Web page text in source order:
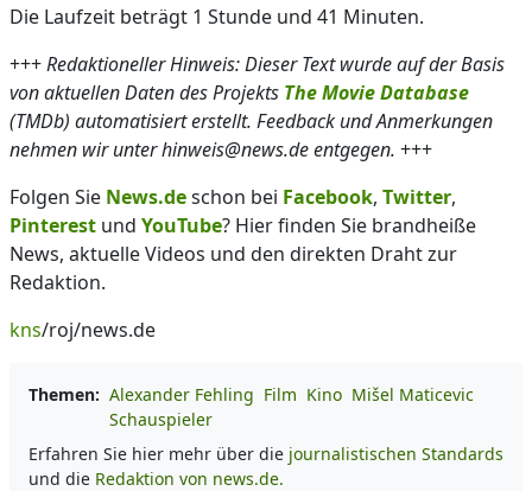
Die Laufzeit beträgt 1 Stunde und 41 Minuten.
+++Redaktioneller Hinweis: Dieser Text wurde auf der Basis
von aktuellen Daten des Projekts The Movie Database
(TMDb) automatisiert erstellt. Feedback und Anmerkungen
nehmen wir unter hinweis@news.de entgegen. +++
Folgen Sie News.deschon bei Facebook, Twitter,
Pinterest und YouTube? Hier finden Sie brandheiße
News, aktuelle Videos und den direkten Draht zur
Redaktion.
kns/roj/news.de
Themen: Alexander Fehling Film Kino Mišel Maticevic
Schauspieler
Erfahren Sie hier mehr über die journalistischen Standards
und die Redaktion von news.de.